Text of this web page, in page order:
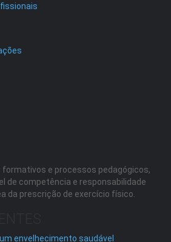
formativos e processos pedagógicos,
de competência e responsabilidade
da prescrição de exercício físico.
envelhecimento saudável